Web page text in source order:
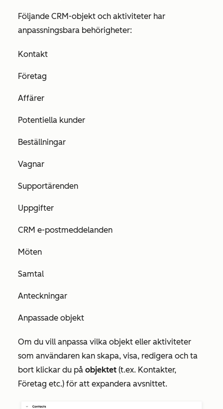
Följande CRM-objekt och aktiviteter har
anpassningsbara behörigheter:
Kontakt
Företag
Affärer
Potentiella kunder
Beställningar
Vagnar
Supportärenden
Uppgifter
CRM e-postmeddelanden
Möten
Samtal
Anteckningar
Anpassade objekt
Om du vill anpassa vilka objekt eller aktiviteter
som användaren kan skapa, visa, redigera och ta
bort klickar du på objektet (t.ex. Kontakter,
Företag etc.) för att expandera avsnittet.